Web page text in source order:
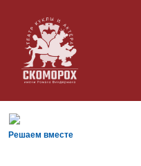
Решаем вместе